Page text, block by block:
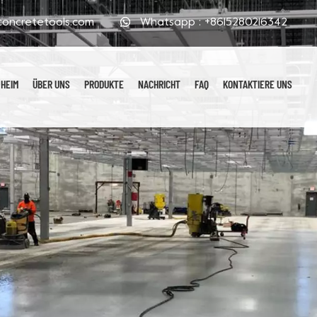
Whatsapp :+8615280216342
HEIM ÜBER UNS PRODUKTE NACHRICHT FAQ KONTAKTIERE UNS